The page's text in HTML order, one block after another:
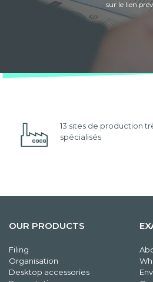
sur le lien
13 sites de production
spécialisés
OUR PRODUCTS
Filing
Organisation
Desktop accessories